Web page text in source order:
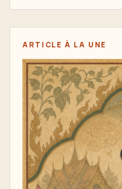
ARTICLE À LA UNE